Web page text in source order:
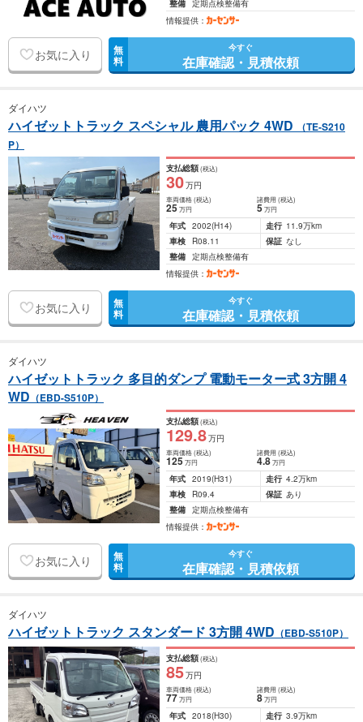
整備 定期点検整備有
情報提供：
お気に入り 無
料
今すぐ
在庫確認・見積依頼
ダイハツ
ハイゼットトラック スペシャル 農用パック 4WD
（TE-S210
P）
支払総額(税込)
30万円
車両価格(税込)
25万円
諸費用 (税込)
5 万円
年式 2002(H14) 走行 11.9万km
車検
R08.11 保証 なし
整備 定期点検整備有
情報提供：
お気に入り 無
料
今すぐ
在庫確認・見積依頼
ダイハツ
ハイゼットトラック 多目的ダンプ 電動モーター式 3方開 4
WD （EBD-S510P）
支払総額(税込)
129.8万円
車両価格(税込)
125万円
諸費用 (税込)
4.8 万円
年式 2019(H31) 走行 4.2万km
車検
R09.4 保証 あり
整備 定期点検整備有
情報提供：
お気に入り 無
料
今すぐ
在庫確認・見積依頼
ダイハツ
ハイゼットトラック スタンダード 3方開 4WD （EBD-S510P）
支払総額(税込)
85万円
車両価格(税込)
77万円
諸費用 (税込)
8 万円
年式 2018(H30) 走行 3.9万km